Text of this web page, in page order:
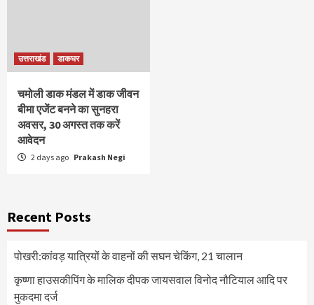
उत्तराखंड डाकघर
चमोली डाक मंडल में डाक जीवन
बीमा एजेंट बनने का सुनहरा
अवसर, 30 अगस्त तक करें
आवेदन
2 days ago Prakash Negi
Recent Posts
पोखरी:कांवड़ यात्रियों के वाहनों की सघन चेकिंग, 21 चालान
कृष्णा हाउसकीपिंग के मालिक दीपक जायसवाल विनोद नौटियाल आदि पर
मुकदमा दर्ज